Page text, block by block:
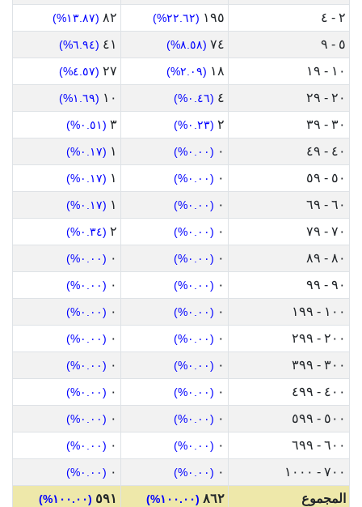
٢ - ٤ ١٩٥ (٢٢.٦٢%) ٨٢ (١٣.٨٧%)
٥ - ٩ ٧٤ (٨.٥٨%) ٤١ (٦.٩٤%)
١٠ - ١٩ ١٨ (٢.٠٩%) ٢٧ (٤.٥٧%)
٢٠ - ٢٩ ٤ (٠.٤٦%) ١٠ (١.٦٩%)
٣٠ - ٣٩ ٢ (٠.٢٣%) ٣ (٠.٥١%)
٤٠ - ٤٩ ٠ (٠.٠٠%) ١ (٠.١٧%)
٥٠ - ٥٩ ٠ (٠.٠٠%) ١ (٠.١٧%)
٦٠ - ٦٩ ٠ (٠.٠٠%) ١ (٠.١٧%)
٧٠ - ٧٩ ٠ (٠.٠٠%) ٢ (٠.٣٤%)
٨٠ - ٨٩ ٠ (٠.٠٠%) ٠ (٠.٠٠%)
٩٠ - ٩٩ ٠ (٠.٠٠%) ٠ (٠.٠٠%)
١٠٠ - ١٩٩ ٠ (٠.٠٠%) ٠ (٠.٠٠%)
٢٠٠ - ٢٩٩ ٠ (٠.٠٠%) ٠ (٠.٠٠%)
٣٠٠ - ٣٩٩ ٠ (٠.٠٠%) ٠ (٠.٠٠%)
٤٠٠ - ٤٩٩ ٠ (٠.٠٠%) ٠ (٠.٠٠%)
٥٠٠ - ٥٩٩ ٠ (٠.٠٠%) ٠ (٠.٠٠%)
٦٠٠ - ٦٩٩ ٠ (٠.٠٠%) ٠ (٠.٠٠%)
٧٠٠ - ١٠٠٠ ٠ (٠.٠٠%) ٠ (٠.٠٠%)
المجموع ٨٦٢ (١٠٠.٠٠%) ٥٩١ (١٠٠.٠٠%)